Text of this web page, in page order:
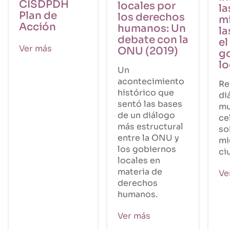
CISDPDH
Plan de
Acción
Ver más
locales por
los derechos
humanos: Un
debate con la
ONU (2019)
Un
acontecimiento
histórico que
sentó las bases
de un diálogo
más estructural
entre la ONU y
los gobiernos
locales en
materia de
derechos
humanos.
Ver más